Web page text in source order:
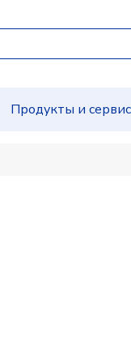
Продукты и